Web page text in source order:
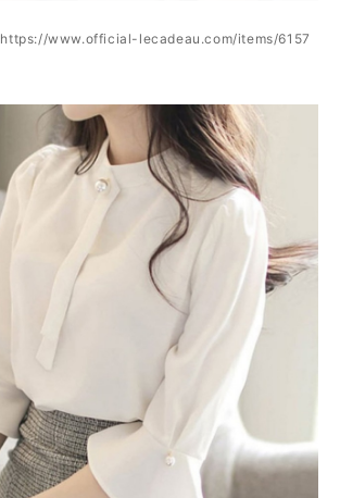
https://www.official-lecadeau.com/items/6157